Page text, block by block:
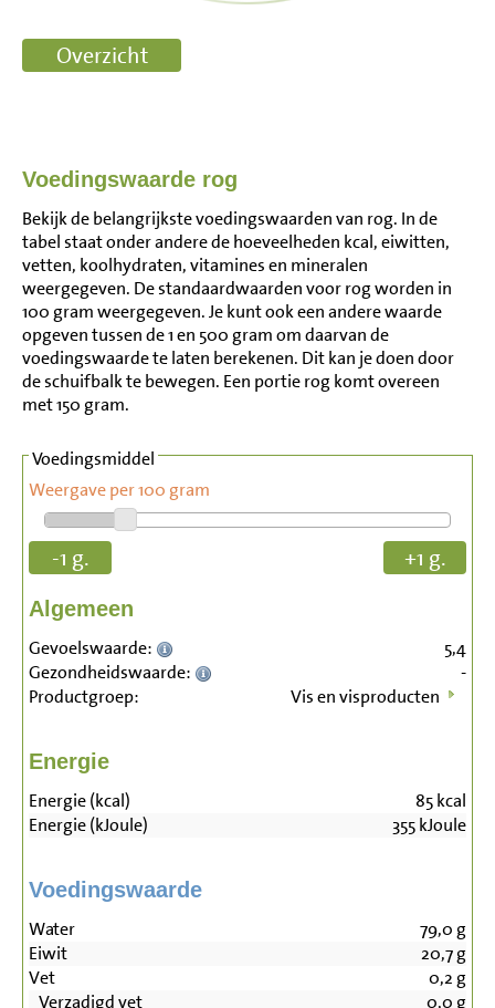
Voedingswaarde rog
Bekijk de belangrijkste voedingswaarden van rog. In de
tabel staat onder andere de hoeveelheden kcal, eiwitten,
vetten, koolhydraten, vitamines en mineralen
weergegeven. De standaardwaarden voor rog worden in
100 gram weergegeven. Je kunt ook een andere waarde
opgeven tussen de 1 en 500 gram om daarvan de
voedingswaarde te laten berekenen. Dit kan je doen door
de schuifbalk te bewegen. Een portie rog komt overeen
met 150 gram.
Voedingsmiddel
Weergave per 100 gram
-1 g. +1 g.
Algemeen
Gevoelswaarde:
5,4
Gezondheidswaarde:
-
Productgroep:
Vis en visproducten
Energie
Energie (kcal) 85kcal
Energie (kJoule)
355kJoule
Voedingswaarde
Water 79,0 g
Eiwit
20,7g
Vet
0,2 g
Verzadigd vet
0,0 g